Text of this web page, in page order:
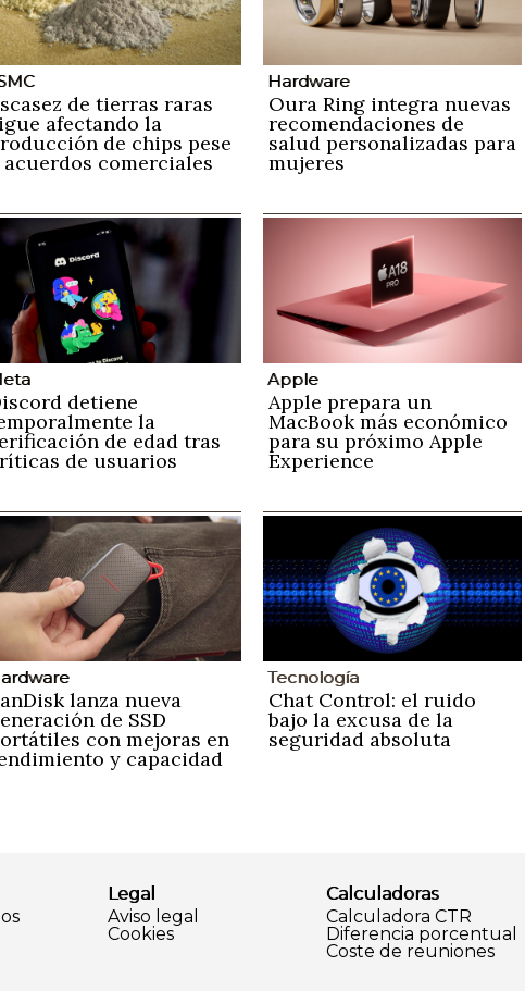
de tierras raras
afectando la
de chips pese
acuerdos comerciales
Hardware
Oura Ring integra nuevas
recomendaciones de
salud personalizadas para
mujeres
detiene
la
de edad tras
de usuarios
Apple
Apple prepara un
MacBook más económico
para su próximo Apple
Experience
lanza nueva
de SSD
con mejoras en
y capacidad
Tecnología
Chat Control: el ruido
bajo la excusa de la
seguridad absoluta
Legal
Aviso legal
Cookies
Calculadoras
Calculadora CTR
Diferencia porcentual
Coste de reuniones